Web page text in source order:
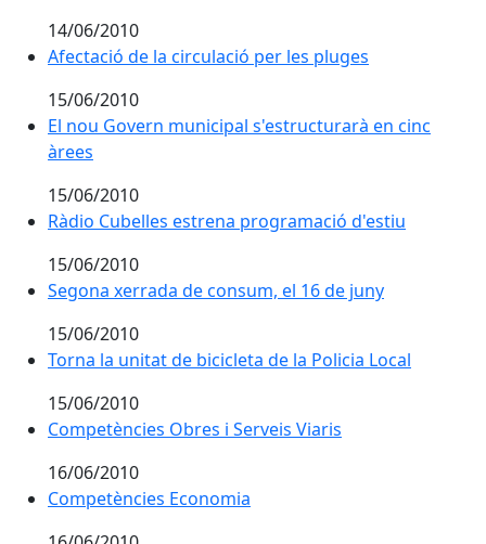
14/06/2010
Afectació de la circulació per les pluges
15/06/2010
El nou Govern municipal s'estructurarà en cinc àrees
El nou Govern municipal s'estructurarà en cinc
àrees
15/06/2010
Ràdio Cubelles estrena programació d'estiu
Ràdio Cubelles estrena programació d'estiu
15/06/2010
Segona xerrada de consum, el 16 de juny
Segona xerrada de consum, el 16 de juny
15/06/2010
Torna la unitat de bicicleta de la Policia Local
Torna la unitat de bicicleta de la Policia Local
15/06/2010
Competències Obres i Serveis Viaris
16/06/2010
Competències Economia